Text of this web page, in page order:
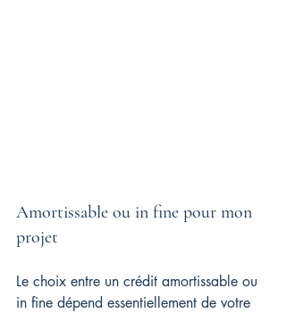
Amortissable ou in fine pour mon
projet
Le choix entre un crédit amortissable ou
in fine dépend essentiellement de votre